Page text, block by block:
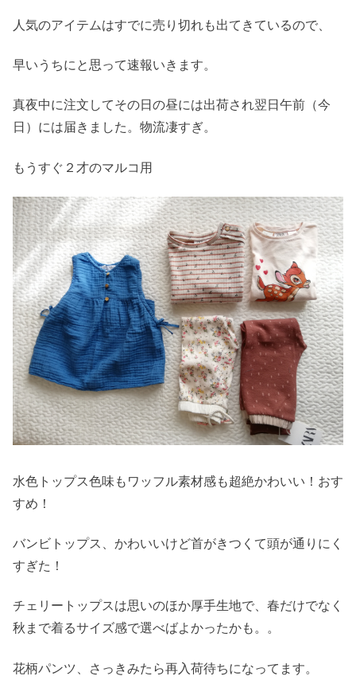
人気のアイテムはすでに売り切れも出てきているので、
早いうちにと思って速報いきます。
真夜中に注文してその日の昼には出荷され翌日午前（今
日）には届きました。物流凄すぎ。
もうすぐ２才のマルコ用
水色トップス色味もワッフル素材感も超絶かわいい！おす
すめ！
バンビトップス、かわいいけど首がきつくて頭が通りにく
すぎた！
チェリートップスは思いのほか厚手生地で、春だけでなく
秋まで着るサイズ感で選べばよかったかも。。
花柄パンツ、さっきみたら再入荷待ちになってます。